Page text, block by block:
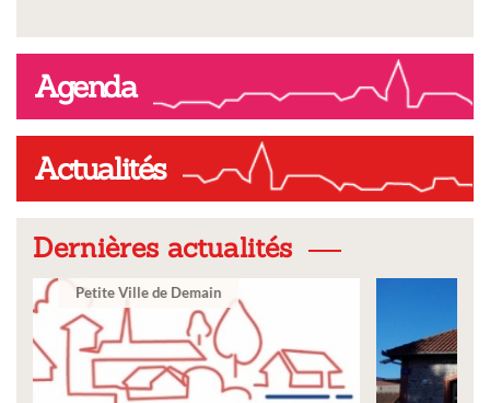
Agenda
Actualités
Dernières actualités